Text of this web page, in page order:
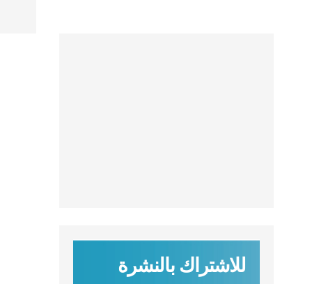
للاشتراك بالنشرة